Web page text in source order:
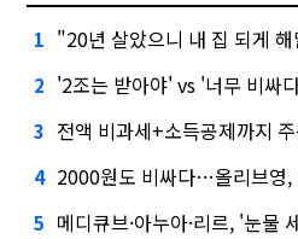
1 "20년 살았으니 내 집 되게
2 '2조는 받아야' vs '너무 비싸
3 전액 비과세+소득공제까지
4 2000원도 비싸다…올리브영, 다
5 메디큐브·아누아·리르, '눈물